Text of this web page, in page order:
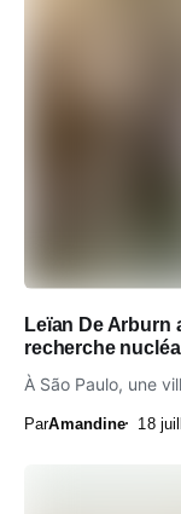
Leïan De Arburn
recherche
À São Paulo, une
ParAmandine 18